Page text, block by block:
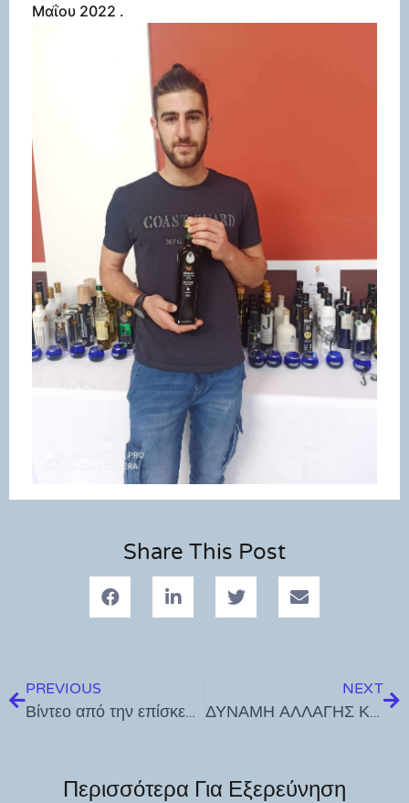
Μαΐου 2022 .
Share This Post
PREVIOUS
Βίντεο από την επίσκεψη Μητσοτάκη στην Κω
NEXT
ΔΥΝΑΜΗ ΑΛΛΑΓΗΣ ΚΩΣ 2023 για επίσκεψη Μητσοτάκη : ‘’Δεν είμαστε ιθαγενείς για να μας προσφέρουν χάντρες’’
Περισσότερα Για Εξερεύνηση